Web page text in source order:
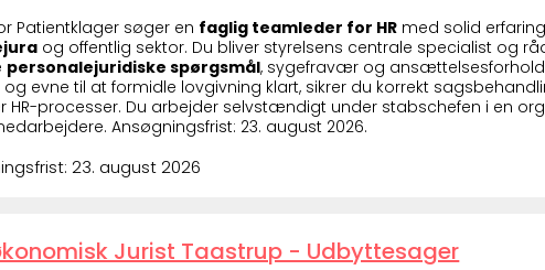
Patientklager søger en faglig teamleder for HR med solid
og offentlig sektor. Du bliver styrelsens centrale specialist og
personalejuridiske spørgsmål, sygefravær og
og evne til at formidle lovgivning klart, sikrer du korrekt
HR-processer. Du arbejder selvstændigt under stabschefen i en
Ansøgningsfrist: 23. august 2026.
23. august 2026
Jurist Taastrup - Udbyttesager